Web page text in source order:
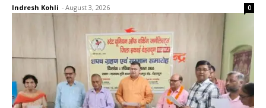
Indresh Kohli - August 3, 2026 0